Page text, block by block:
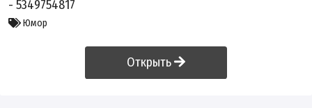
- 5349754817
Юмор
Открыть